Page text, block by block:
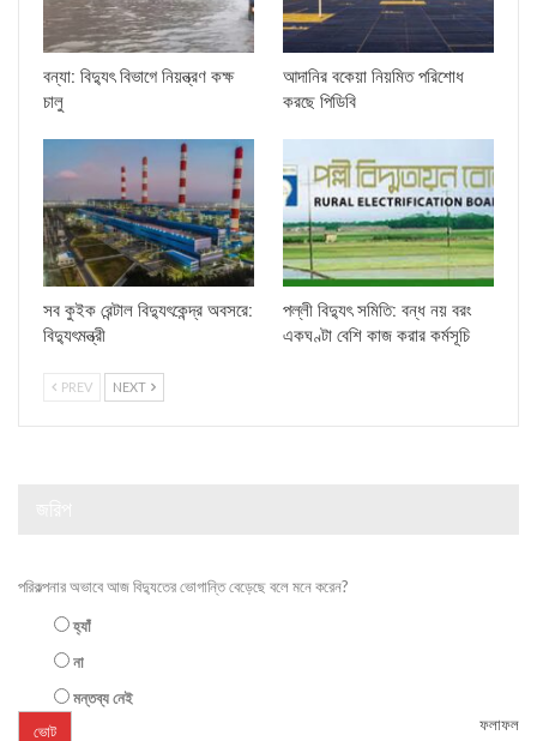
বন্যা: বিদ্যুৎ বিভাগে নিয়ন্ত্রণ কক্ষ
চালু
আদানির বকেয়া নিয়মিত পরিশোধ
করছে পিডিবি
সব কুইক রেন্টাল বিদ্যুৎকেন্দ্র অবসরে:
বিদ্যুৎমন্ত্রী
পল্লী বিদ্যুৎ সমিতি: বন্ধ নয় বরং
একঘণ্টা বেশি কাজ করার কর্মসূচি
PREV NEXT
পরিকল্পনার অভাবে আজ বিদ্যুতের ভোগান্তি বেড়েছে বলে মনে করেন?
হ্যাঁ
না
মন্তব্য নেই
ফলাফল